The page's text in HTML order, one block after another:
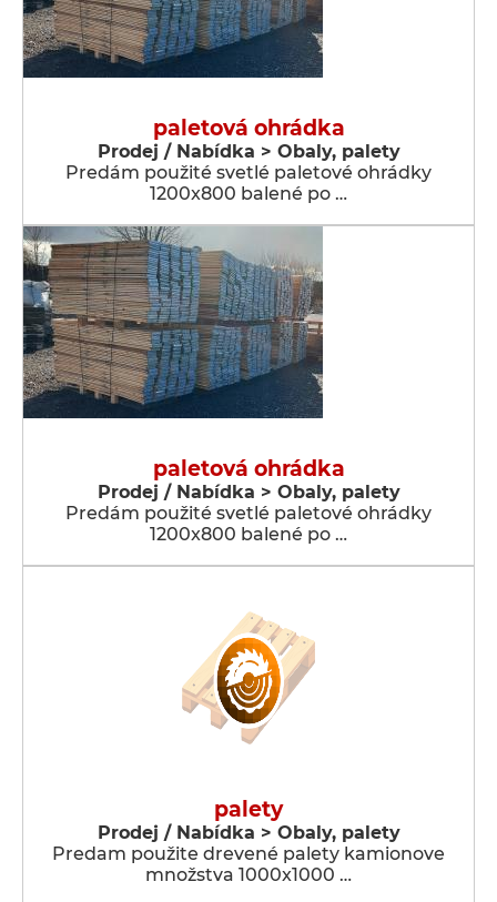
paletová ohrádka
Prodej / Nabídka > Obaly, palety
Predám použité svetlé paletové ohrádky
1200x800 balené po …
paletová ohrádka
Prodej / Nabídka > Obaly, palety
Predám použité svetlé paletové ohrádky
1200x800 balené po …
palety
Prodej / Nabídka > Obaly, palety
Predam použite drevené palety kamionove
množstva 1000x1000 …